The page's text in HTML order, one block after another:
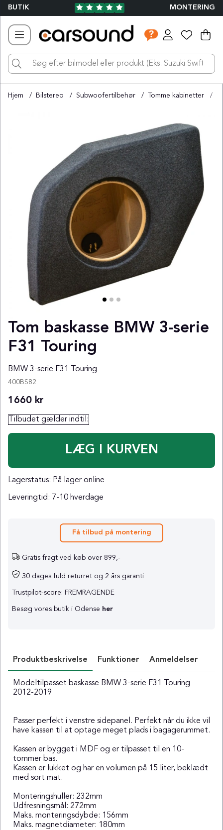
BUTIK MONTERING
.
Hjem Bilstereo Subwoofertilbehør Tomme kabinetter
Tom baskasse BMW 3-serie
F31 Touring
BMW 3-serie F31 Touring
400BS82
1660 kr
Tilbudet gælder indtil:
Lagerstatus: På lager online
Leveringtid: 7-10 hverdage
Få tilbud på montering
Gratis fragt ved køb over 899,-
30 dages fuld returret og 2 års garanti
Trustpilot-score: FREMRAGENDE
Besøg vores butik i Odense her
Produktbeskrivelse Funktioner Anmeldelser
Modeltilpasset baskasse BMW 3-serie F31 Touring
2012-2019
Passer perfekt i venstre sidepanel. Perfekt når du ikke vil
have kassen til at optage meget plads i bagagerummet.
Kassen er bygget i MDF og er tilpasset til en 10-
tommer bas.
Kassen er lukket og har en volumen på 15 liter, beklædt
med sort mat.
Monteringshuller: 232mm
Udfresningsmål: 272mm
Maks. monteringsdybde: 156mm
Maks. magnetdiameter: 180mm